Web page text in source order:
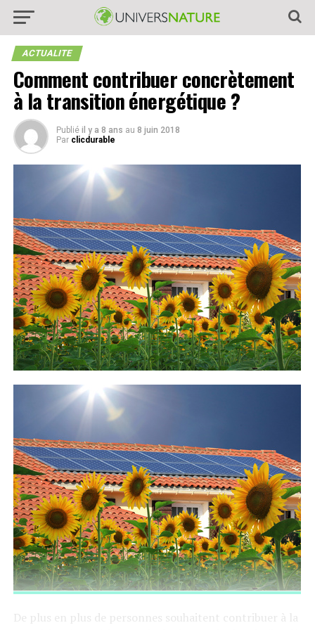
ACTUALITE
Comment contribuer concrètement
à la transition énergétique ?
Publié il y a 8 ans au 8 juin 2018
Par clicdurable
De plus en plus de personnes souhaitent contribuer à la